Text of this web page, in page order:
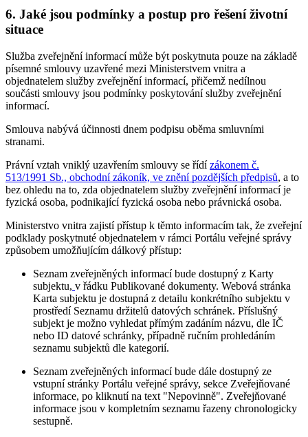
6. Jaké jsou podmínky a postup pro řešení životní
situace
Služba zveřejnění informací může být poskytnuta pouze na základě
písemné smlouvy uzavřené mezi Ministerstvem vnitra a
objednatelem služby zveřejnění informací, přičemž nedílnou
součásti smlouvy jsou podmínky poskytování služby zveřejnění
informací.
Smlouva nabývá účinnosti dnem podpisu oběma smluvními
stranami.
Právní vztah vniklý uzavřením smlouvy se řídízákonem č.
513/1991 Sb., obchodní zákoník, ve znění pozdějších předpisů, a to
bez ohledu na to, zda objednatelem služby zveřejnění informací je
fyzická osoba, podnikající fyzická osoba nebo právnická osoba.
Ministerstvo vnitra zajistí přístup k těmto informacím tak, že zveřejní
podklady poskytnuté objednatelem v rámci Portálu veřejné správy
způsobem umožňujícím dálkový přístup:
Seznam zveřejněných informací bude dostupný z Karty
subjektu, v řádku Publikované dokumenty. Webová stránka
Karta subjektu je dostupná z detailu konkrétního subjektu v
prostředí Seznamu držitelů datových schránek. Příslušný
subjekt je možno vyhledat přímým zadáním názvu, dle IČ
nebo ID datové schránky, případně ručním prohledáním
seznamu subjektů dle kategorií.
Seznam zveřejněných informací bude dále dostupný ze
vstupní stránky Portálu veřejné správy, sekce Zveřejňované
informace, po kliknutí na text "Nepovinně". Zveřejňované
informace jsou v kompletním seznamu řazeny chronologicky
sestupně.